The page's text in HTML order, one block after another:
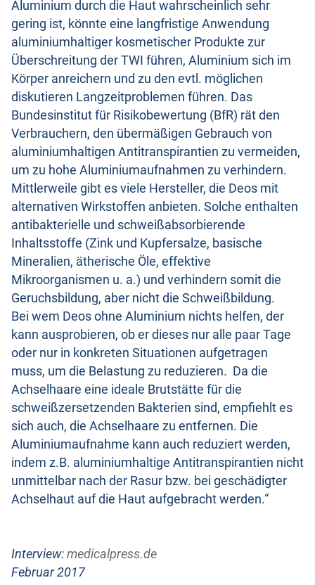
Aluminium durch die Haut wahrscheinlich sehr
gering ist, könnte eine langfristige Anwendung
aluminiumhaltiger kosmetischer Produkte zur
Überschreitung der TWI führen, Aluminium sich im
Körper anreichern und zu den evtl. möglichen
diskutieren Langzeitproblemen führen. Das
Bundesinstitut für Risikobewertung (BfR) rät den
Verbrauchern, den übermäßigen Gebrauch von
aluminiumhaltigen Antitranspirantien zu vermeiden,
um zu hohe Aluminiumaufnahmen zu verhindern.
Mittlerweile gibt es viele Hersteller, die Deos mit
alternativen Wirkstoffen anbieten. Solche enthalten
antibakterielle und schweißabsorbierende
Inhaltsstoffe (Zink und Kupfersalze, basische
Mineralien, ätherische Öle, effektive
Mikroorganismen u. a.) und verhindern somit die
Geruchsbildung, aber nicht die Schweißbildung.
Bei wem Deos ohne Aluminium nichts helfen, der
kann ausprobieren, ob er dieses nur alle paar Tage
oder nur in konkreten Situationen aufgetragen
muss, um die Belastung zu reduzieren. Da die
Achselhaare eine ideale Brutstätte für die
schweißzersetzenden Bakterien sind, empfiehlt es
sich auch, die Achselhaare zu entfernen. Die
Aluminiumaufnahme kann auch reduziert werden,
indem z.B. aluminiumhaltige Antitranspirantien nicht
unmittelbar nach der Rasur bzw. bei geschädigter
Achselhaut auf die Haut aufgebracht werden.“
Interview: medicalpress.de
Februar 2017